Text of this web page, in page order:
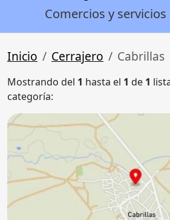
Comercios y servicios
Inicio Cerrajero Cabrillas
Mostrando del 1 hasta el 1 de 1
categoría: